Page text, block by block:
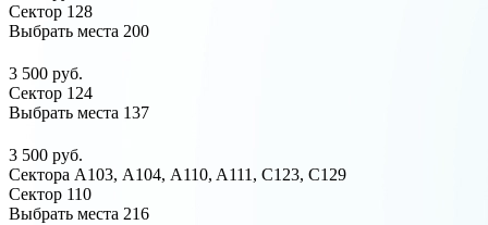
Сектор 128
Выбрать места 200
3 500 руб.
Сектор 124
Выбрать места 137
3 500 руб.
Сектора A103, А104, A110, A111, C123, C129
Сектор 110
Выбрать места 216